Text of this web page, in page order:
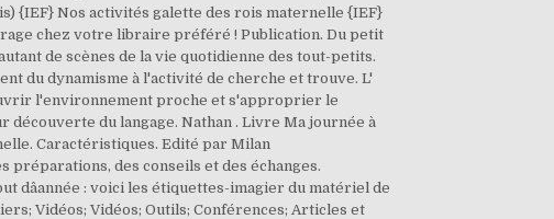
{IEF} Nos activités galette des rois maternelle {IEF}
chez votre libraire préféré ! Publication. Du petit
de scènes de la vie quotidienne des tout-petits.
du dynamisme à l'activité de cherche et trouve. L'
l'environnement proche et s'approprier le
découverte du langage. Nathan . Livre Ma journée à
Caractéristiques. Edité par Milan
préparations, des conseils et des échanges.
dâannée : voici les étiquettes-imagier du matériel de
Vidéos; Vidéos; Outils; Conférences; Articles et